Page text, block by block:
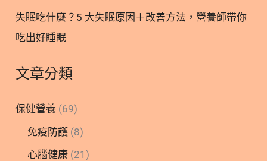
失眠吃什麼？5 大失眠原因＋改善方法，營養師帶你
吃出好睡眠
文章分類
保健營養 (69)
免疫防護 (8)
心腦健康 (21)